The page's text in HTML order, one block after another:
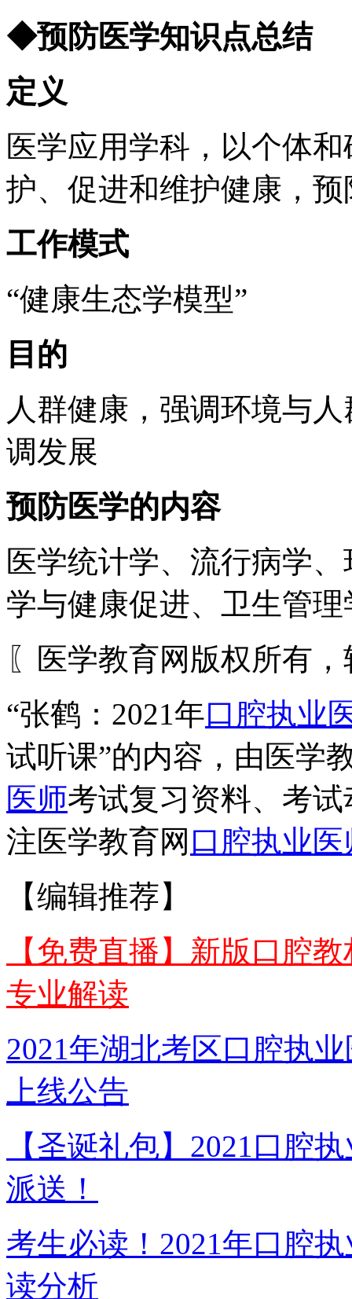
◆预防医学知识点总结
定义
医学应用学科，以个体
护、促进和维护健康，
工作模式
“健康生态学模型”
目的
人群健康，强调环境与
调发展
预防医学的内容
医学统计学、流行病学
学与健康促进、卫生管理
〖医学教育网版权所有
“张鹤：2021年口腔执业
试听课”的内容，由医学
医师考试复习资料、考
注医学教育网 口腔执业医
【编辑推荐】
【免费直播】新版口腔
专业解读
2021年湖北考区口腔执
上线公告
【圣诞礼包】2021口腔
派送！
考生必读！2021年口腔
读分析